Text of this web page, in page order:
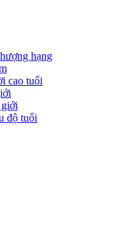
hạng
cao tuổi
độ tuổi